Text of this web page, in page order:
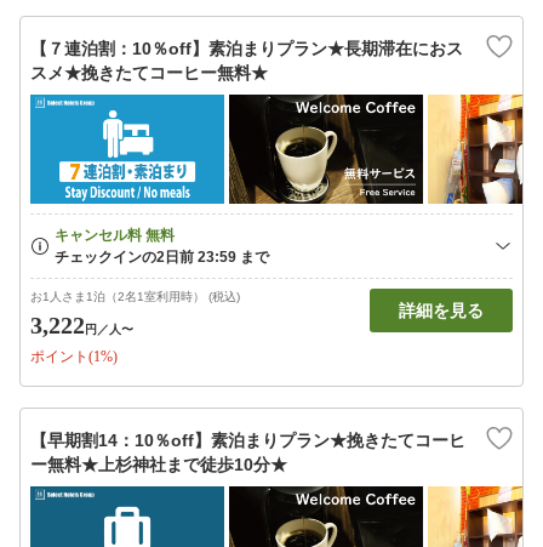
【７連泊割：10％off】素泊まりプラン★長期滞在におス
スメ★挽きたてコーヒー無料★
お1人さま1泊（2名1室利用時） (税込)
3,222円 ／人〜
ポイント(1%)
詳細を見る
【早期割14：10％off】素泊まりプラン★挽きたてコーヒ
ー無料★上杉神社まで徒歩10分★